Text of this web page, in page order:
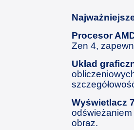
Procesor
Zen 4,
Układ
Wyświetlacz
odświeżaniem
obraz.